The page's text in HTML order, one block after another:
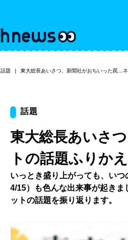
話題 東大総長あいさつ、新聞社がおちいった罠…
話題
東大総長あいさ
トの話題ふりか
いっとき盛り上がっても、い
4/15）も色んな出来事が起き
ットの話題を振り返ります。